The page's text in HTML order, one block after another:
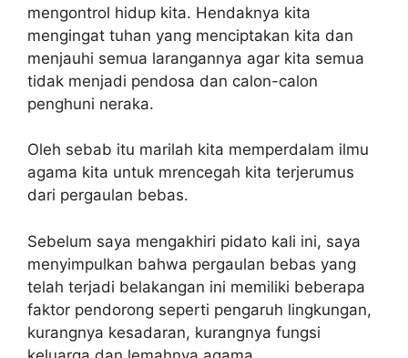
mengontrol hidup kita. Hendaknya kita
mengingat tuhan yang menciptakan kita dan
menjauhi semua larangannya agar kita semua
tidak menjadi pendosa dan calon-calon
penghuni neraka.
Oleh sebab itu marilah kita memperdalam ilmu
agama kita untuk mrencegah kita terjerumus
dari pergaulan bebas.
Sebelum saya mengakhiri pidato kali ini, saya
menyimpulkan bahwa pergaulan bebas yang
telah terjadi belakangan ini memiliki beberapa
faktor pendorong seperti pengaruh lingkungan,
kurangnya kesadaran, kurangnya fungsi